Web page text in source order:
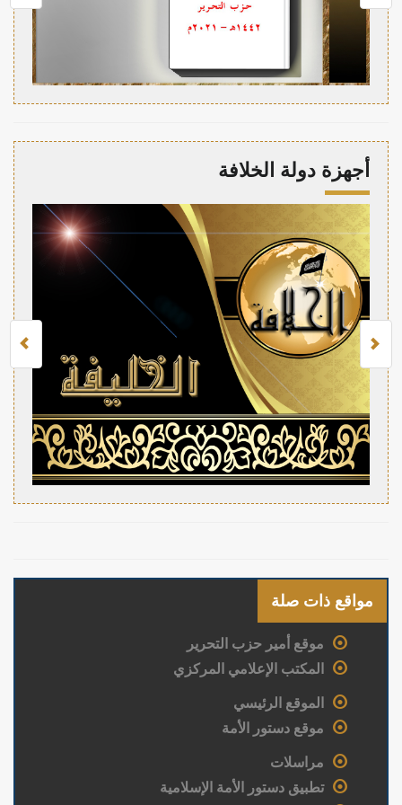
أجهزة دولة الخلافة
مواقع ذات صلة
موقع أمير حزب التحرير
المكتب الإعلامي المركزي
الموقع الرئيسي
موقع دستور الأمة
مراسلات
تطبيق دستور الأمة الإسلامية